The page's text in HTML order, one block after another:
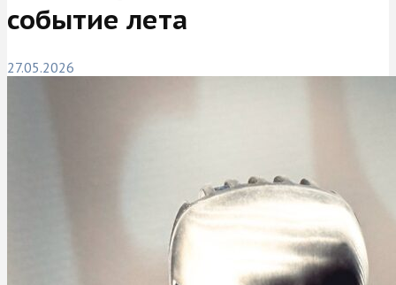
событие лета
27.05.2026